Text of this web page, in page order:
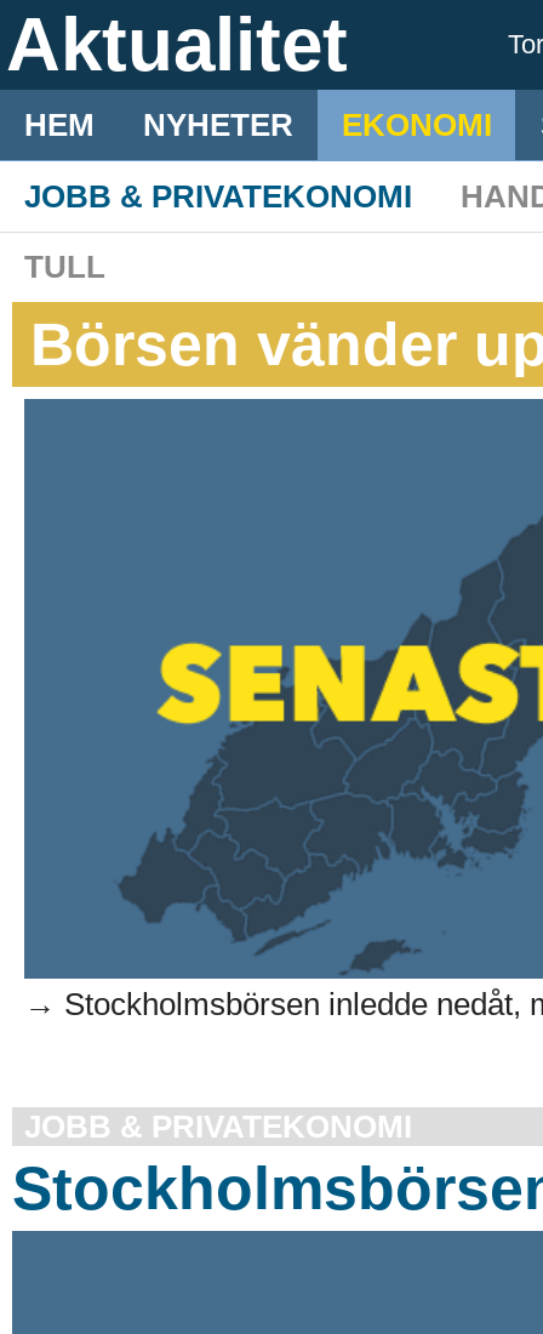
Aktualitet
HEM NYHETER EKONOMI
JOBB & PRIVATEKONOMI
TULL
Börsen vänder
→ Stockholmsbörsen inledde nedåt,
JOBB & PRIVATEKONOMI